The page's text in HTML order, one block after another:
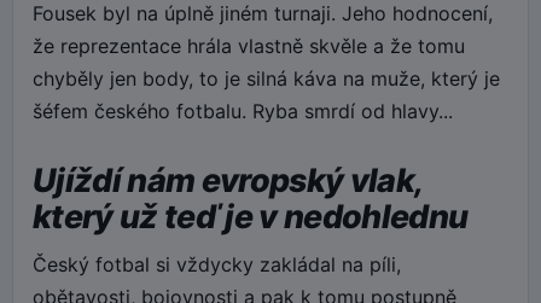
Fousek byl na úplně jiném turnaji. Jeho hodnocení,
že reprezentace hrála vlastně skvěle a že tomu
chyběly jen body, to je silná káva na muže, který je
šéfem českého fotbalu. Ryba smrdí od hlavy...
Ujíždí nám evropský vlak,
který už teď je v nedohlednu
Český fotbal si vždycky zakládal na píli,
obětavosti, bojovnosti a pak k tomu postupně